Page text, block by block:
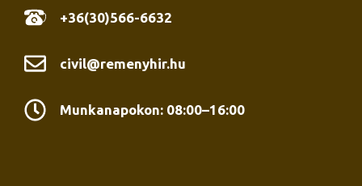
+36(30)566-6632
civil@remenyhir.hu
Munkanapokon: 08:00–16:00